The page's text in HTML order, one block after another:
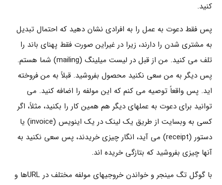
کنید.
پس فقط دعوت به عمل را به افرادی نشان دهید که احتمال تبدیل
به مشتری شدن را دارند، زیرا در غیراین صورت فقط پهنای باند را
تلف می کنید. من از قبل در لیست میلینگ (mailing) شما هستم.
پس دیگر به من سعی نکنید محصول بفروشید. قبلاً به من فروخته
اید. پس واقعاً توصیه می کنم که این مولفه را اضافه کنید. می
توانید برای دعوت به عملهای دیگر هم همین کار را بکنید، مثلاً، اگر
کسی به وبسایت از طریق یک لینک در یک اینویس (invoice) یا
دستور (receipt) می آید، انگار چیزی خریدند، پس سعی نکنید به
آنها چیزی بفروشید که بتازگی خریده اند.
با گوگل تگ مینجر و خواندن خروجیهای مولفه مختلف در URLها و